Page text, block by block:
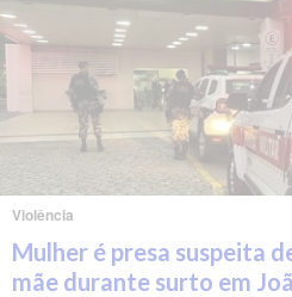
Violência
Mulher é presa suspeita
mãe durante surto em